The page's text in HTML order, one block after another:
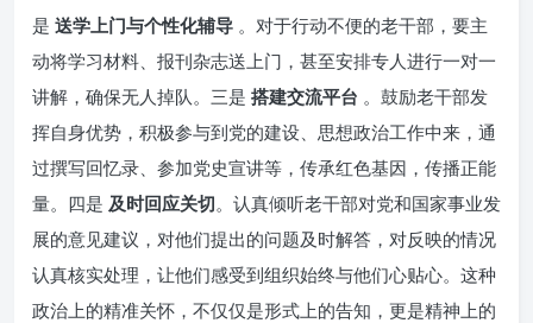
是 送学上门与个性化辅导 。对于行动不便的老干部，要主
动将学习材料、报刊杂志送上门，甚至安排专人进行一对一
讲解，确保无人掉队。三是 搭建交流平台 。鼓励老干部发
挥自身优势，积极参与到党的建设、思想政治工作中来，通
过撰写回忆录、参加党史宣讲等，传承红色基因，传播正能
量。四是 及时回应关切。认真倾听老干部对党和国家事业发
展的意见建议，对他们提出的问题及时解答，对反映的情况
认真核实处理，让他们感受到组织始终与他们心贴心。这种
政治上的精准关怀，不仅仅是形式上的告知，更是精神上的